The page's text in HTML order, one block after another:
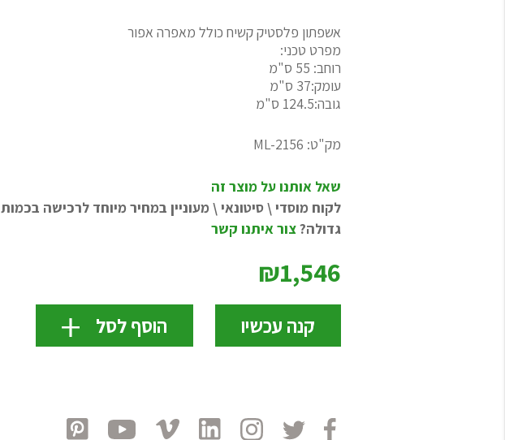
אשפתון פלסטיק קשיח כולל מאפרה אפור
מפרט טכני:
רוחב: 55 ס"מ
עומק:37 ס"מ
גובה:124.5 ס"מ
מק"ט: ML-2156
שאל אותנו על מוצר זה
לקוח מוסדי \ סיטונאי \ מעוניין במחיר מיוחד לרכישה בכמות
גדולה?צור איתנו קשר
₪1,546
קנה עכשיו הוסף לסל